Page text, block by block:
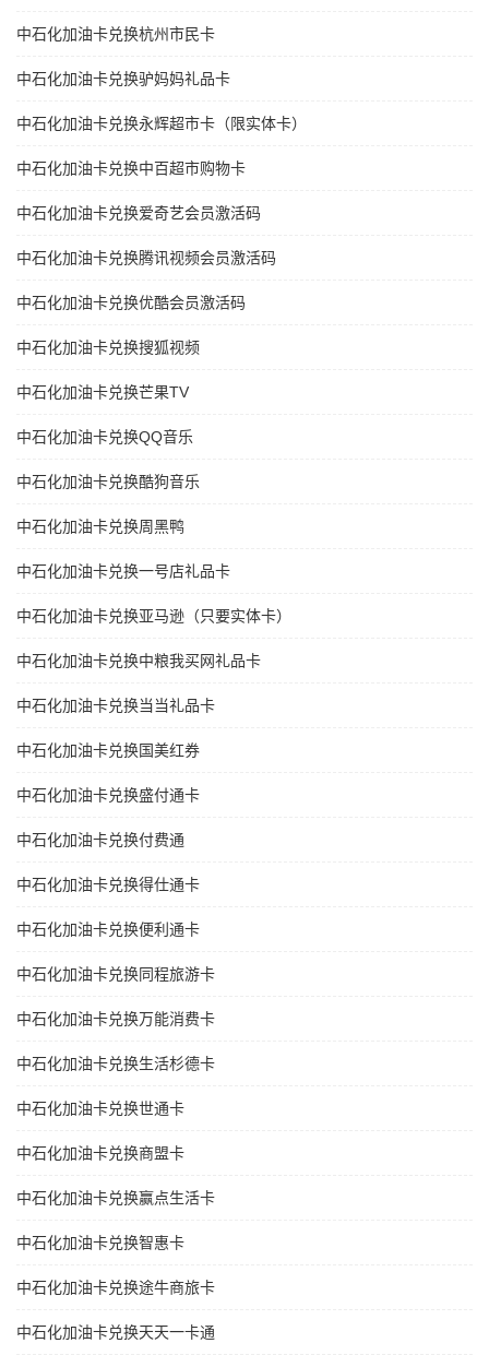
中石化加油卡兑换杭州市民卡
中石化加油卡兑换驴妈妈礼品卡
中石化加油卡兑换永辉超市卡（限实体卡）
中石化加油卡兑换中百超市购物卡
中石化加油卡兑换爱奇艺会员激活码
中石化加油卡兑换腾讯视频会员激活码
中石化加油卡兑换优酷会员激活码
中石化加油卡兑换搜狐视频
中石化加油卡兑换芒果TV
中石化加油卡兑换QQ音乐
中石化加油卡兑换酷狗音乐
中石化加油卡兑换周黑鸭
中石化加油卡兑换一号店礼品卡
中石化加油卡兑换亚马逊（只要实体卡）
中石化加油卡兑换中粮我买网礼品卡
中石化加油卡兑换当当礼品卡
中石化加油卡兑换国美红券
中石化加油卡兑换盛付通卡
中石化加油卡兑换付费通
中石化加油卡兑换得仕通卡
中石化加油卡兑换便利通卡
中石化加油卡兑换同程旅游卡
中石化加油卡兑换万能消费卡
中石化加油卡兑换生活杉德卡
中石化加油卡兑换世通卡
中石化加油卡兑换商盟卡
中石化加油卡兑换赢点生活卡
中石化加油卡兑换智惠卡
中石化加油卡兑换途牛商旅卡
中石化加油卡兑换天天一卡通